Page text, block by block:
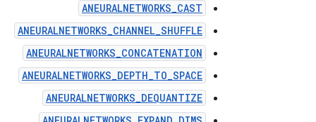
ANEURALNETWORKS_CAST
ANEURALNETWORKS_CHANNEL_SHUFFLE
ANEURALNETWORKS_CONCATENATION
ANEURALNETWORKS_DEPTH_TO_SPACE
ANEURALNETWORKS_DEQUANTIZE